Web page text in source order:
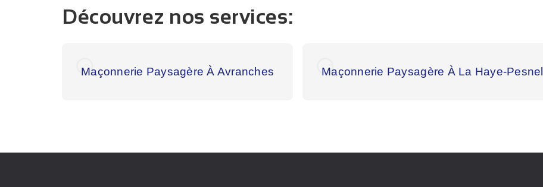
Découvrez nos services:
Maçonnerie Paysagère À Avranches Maçonnerie Paysagère À La Haye-Pesnel